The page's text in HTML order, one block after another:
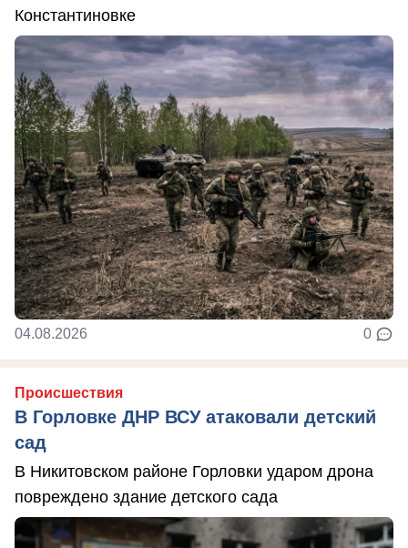
Константиновке
04.08.2026 0
Происшествия
В Горловке ДНР ВСУ атаковали детский
сад
В Никитовском районе Горловки ударом дрона
повреждено здание детского сада